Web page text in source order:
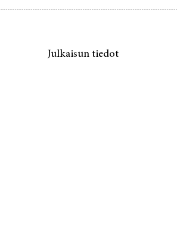
Julkaisun tiedot